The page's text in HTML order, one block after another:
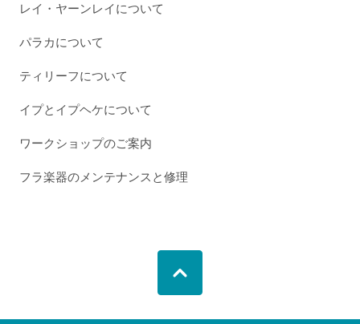
レイ・ヤーンレイについて
パラカについて
ティリーフについて
イプとイプヘケについて
ワークショップのご案内
フラ楽器のメンテナンスと修理